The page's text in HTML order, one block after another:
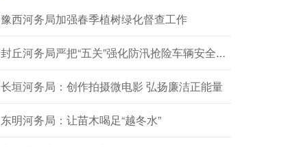
豫西河务局加强春季植树绿化督查工作
封丘河务局严把“五关”强化防汛抢险车辆安全管理
长垣河务局：创作拍摄微电影 弘扬廉洁正能量
东明河务局：让苗木喝足“越冬水”